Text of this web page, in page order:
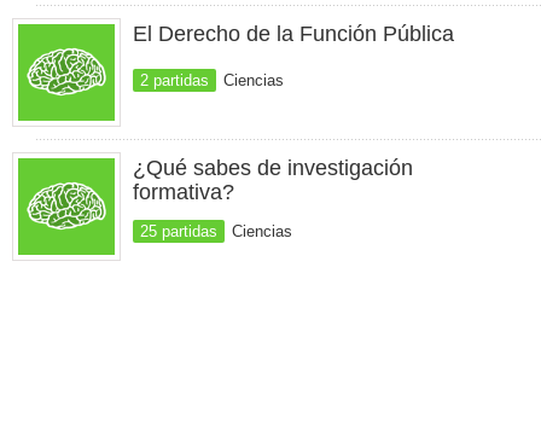
El Derecho de la Función Pública
2 partidas Ciencias
¿Qué sabes de investigación
formativa?
25 partidas Ciencias